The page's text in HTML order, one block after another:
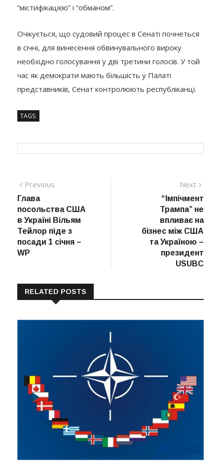
“містифікацією” і “обманом”.
Очікується, що судовий процес в Сенаті почнеться
в січні, для винесення обвинувального вироку
необхідно голосування у дві третини голосів. У той
час як демократи мають більшість у Палаті
представників, Сенат контролюють республіканці.
TAGS:
Навігація
записів
Previous
Глава
посольства США
в Україні Вільям
Тейлор піде з
посади 1 січня –
WP
Next
“Імпічмент
Трампа” не
впливає на
бізнес між США
та Україною –
президент
USUBC
RELATED POSTS